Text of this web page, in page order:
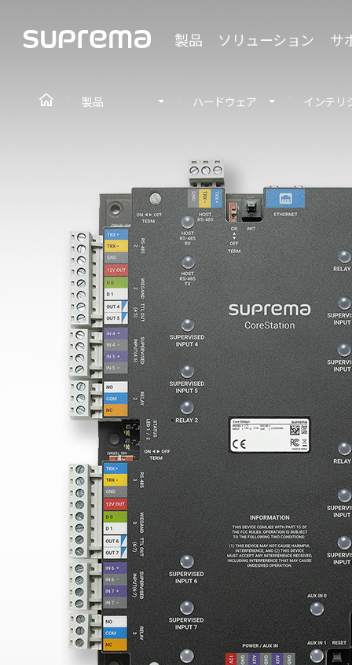
製品 ソリューション サ
製品 ハードウェア インテリ